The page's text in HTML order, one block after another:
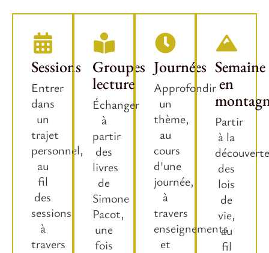
Sessions
Entrer
dans
un
trajet
personnel,
au
fil
des
sessions
à
travers
Groupes
lecture
Échanger
à
partir
des
livres
de
Simone
Pacot,
une
fois
Journées
Approfondir
un
thème,
au
cours
d'une
journée,
à
travers
enseignements
et
Semaine
en
Partir
à la
découverte
des
lois
de
vie,
au
fil